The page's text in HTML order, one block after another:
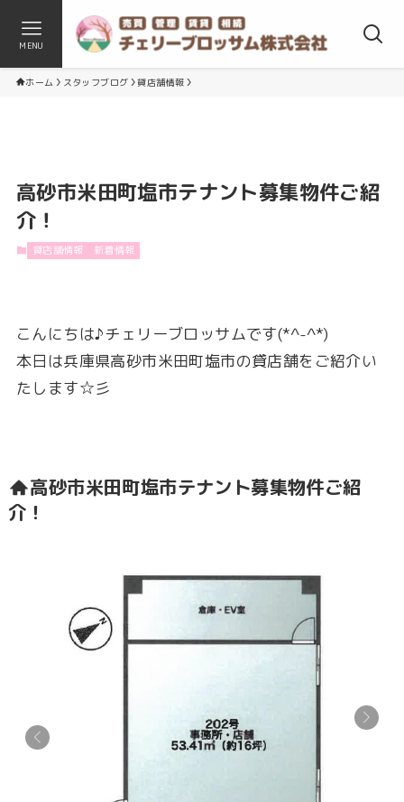
MENU
ホーム スタッフブログ 貸店舗情報
高砂市米田町塩市テナント募集物件ご紹
介！
貸店舗情報 新着情報
こんにちは♪チェリーブロッサムです(*^-^*)
本日は兵庫県高砂市米田町塩市の貸店舗をご紹介い
たします☆彡
高砂市米田町塩市テナント募集物件ご紹
介！